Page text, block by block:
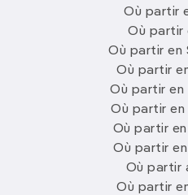
Où partir
Où partir
Où partir en
Où partir
Où partir
Où partir
Où partir
Où partir
Où partir
Où partir